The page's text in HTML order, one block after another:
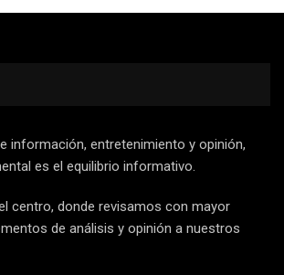
información, entretenimiento y opinión,
es el equilibrio informativo.
centro, donde revisamos con mayor
de análisis y opinión a nuestros